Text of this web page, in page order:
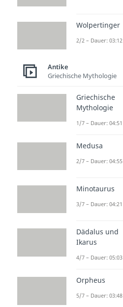
Wolpertinger
2/2 – Dauer: 03:12
Antike
Griechische Mythologie
Griechische
Mythologie
1/7 – Dauer: 04:51
Medusa
2/7 – Dauer: 04:55
Minotaurus
3/7 – Dauer: 04:21
Dädalus und
Ikarus
4/7 – Dauer: 05:03
Orpheus
5/7 – Dauer: 03:48